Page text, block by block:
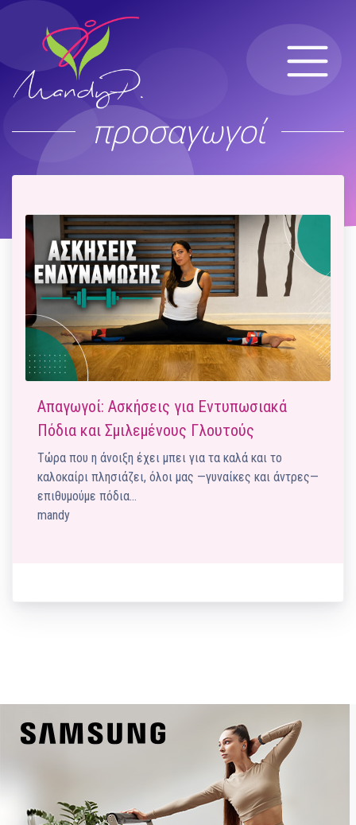
προσαγωγοί
Απαγωγοί: Ασκήσεις για Εντυπωσιακά
Πόδια και Σμιλεμένους Γλουτούς
Τώρα που η άνοιξη έχει μπει για τα καλά και το
καλοκαίρι πλησιάζει, όλοι μας —γυναίκες και άντρες—
επιθυμούμε πόδια…
mandy